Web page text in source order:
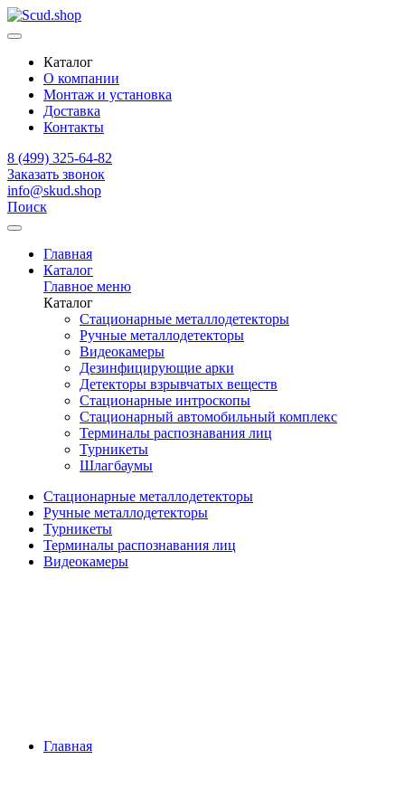
Каталог
О компании
Монтаж и установка
Доставка
Контакты
8 (499) 325-64-82
Заказать звонок
info@skud.shop
Поиск
Главная
Каталог
Главное меню
Каталог
Стационарные металлодетекторы
Ручные металлодетекторы
Видеокамеры
Дезинфицирующие арки
Детекторы взрывчатых веществ
Стационарные интроскопы
Стационарный автомобильный комплекс
Терминалы распознавания лиц
Турникеты
Шлагбаумы
Стационарные металлодетекторы
Ручные металлодетекторы
Турникеты
Терминалы распознавания лиц
Видеокамеры
Главная